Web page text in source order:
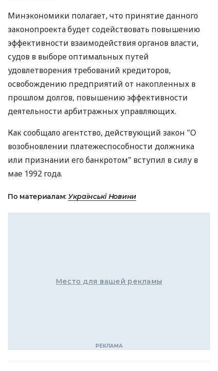
Минэкономики полагает, что принятие данного
законопроекта будет содействовать повышению
эффективности взаимодействия органов власти,
судов в выборе оптимальных путей
удовлетворения требований кредиторов,
освобождению предприятий от накопленных в
прошлом долгов, повышению эффективности
деятельности арбитражных управляющих.
Как сообщало агентство, действующий закон "О
возобновлении платежеспособности должника
или признании его банкротом" вступил в силу в
мае 1992 года.
По материалам: Українські Новини
Место для вашей рекламы